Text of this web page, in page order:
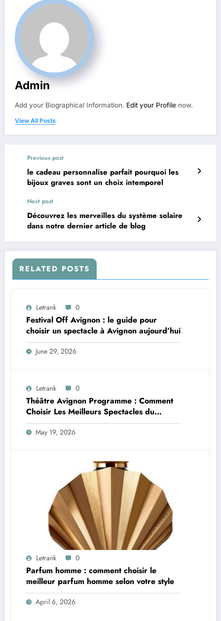
Admin
Add your Biographical Information. Edit your Profile now.
View All Posts
Previous post
le cadeau personnalise parfait pourquoi les
bijoux graves sont un choix intemporel
Next post
Découvrez les merveilles du système solaire
dans notre dernier article de blog
RELATED POSTS
Letrank 0
Festival Off Avignon : le guide pour
choisir un spectacle à Avignon aujourd’hui
June 29, 2026
Letrank 0
Théâtre Avignon Programme : Comment
Choisir Les Meilleurs Spectacles du
Festival Off Avignon
May 19, 2026
Letrank 0
Parfum homme : comment choisir le
meilleur parfum homme selon votre style
April 6, 2026